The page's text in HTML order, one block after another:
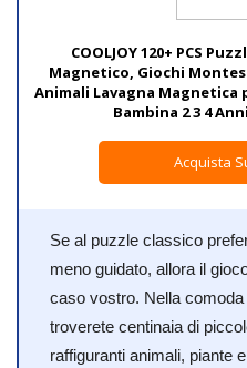
COOLJOY 120+ PCS
Magnetico, Giochi
Animali Lavagna Magnetica
Bambina 2 3 4
Acquista
Se al puzzle classico
meno guidato, allora il
caso vostro. Nella
troverete centinaia di
raffiguranti animali, piante